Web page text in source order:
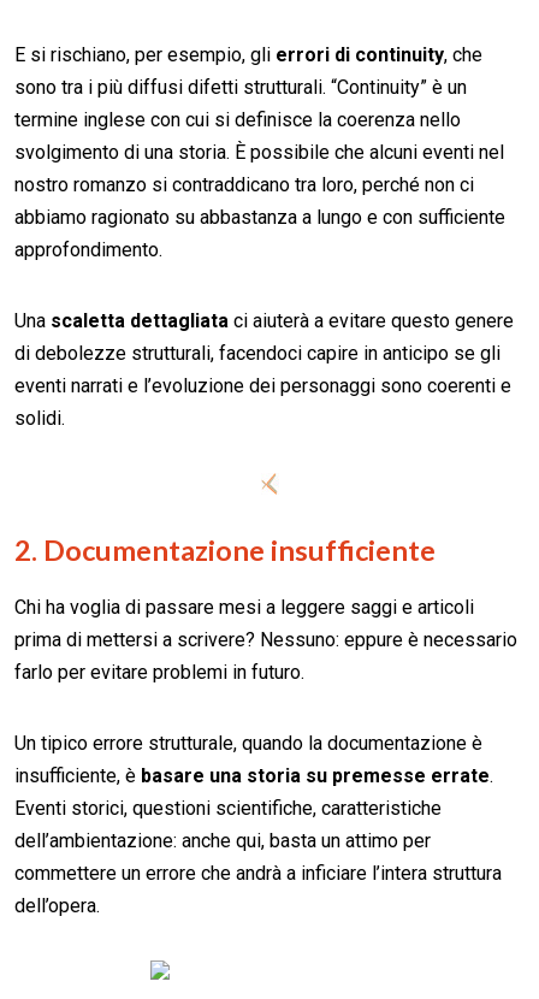
E si rischiano, per esempio, gli errori di continuity, che
sono tra i più diffusi difetti strutturali. “Continuity” è un
termine inglese con cui si definisce la coerenza nello
svolgimento di una storia. È possibile che alcuni eventi nel
nostro romanzo si contraddicano tra loro, perché non ci
abbiamo ragionato su abbastanza a lungo e con sufficiente
approfondimento.
Una scaletta dettagliata ci aiuterà a evitare questo genere
di debolezze strutturali, facendoci capire in anticipo se gli
eventi narrati e l’evoluzione dei personaggi sono coerenti e
solidi.
2. Documentazione insufficiente
Chi ha voglia di passare mesi a leggere saggi e articoli
prima di mettersi a scrivere? Nessuno: eppure è necessario
farlo per evitare problemi in futuro.
Un tipico errore strutturale, quando la documentazione è
insufficiente, è basare una storia su premesse errate.
Eventi storici, questioni scientifiche, caratteristiche
dell’ambientazione: anche qui, basta un attimo per
commettere un errore che andrà a inficiare l’intera struttura
dell’opera.